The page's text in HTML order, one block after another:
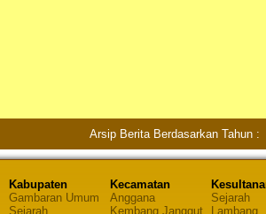
Arsip Berita Berdasarkan Tahun :
Kabupaten
Gambaran Umum
Sejarah
Kecamatan
Anggana
Kembang Janggut
Sejarah
Lambang